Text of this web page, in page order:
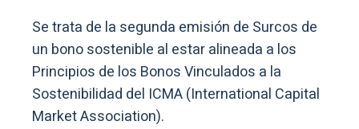
Se trata de la segunda emisión de Surcos de
un bono sostenible al estar alineada a los
Principios de los Bonos Vinculados a la
Sostenibilidad del ICMA (International Capital
Market Association).